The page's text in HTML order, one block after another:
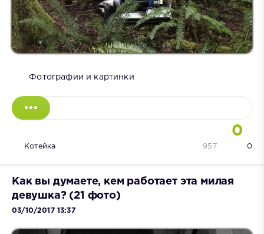
Фотографии и картинки
0
Котейка 0
957
Как вы думаете, кем работает эта милая
девушка? (21 фото)
03/10/2017 13:37